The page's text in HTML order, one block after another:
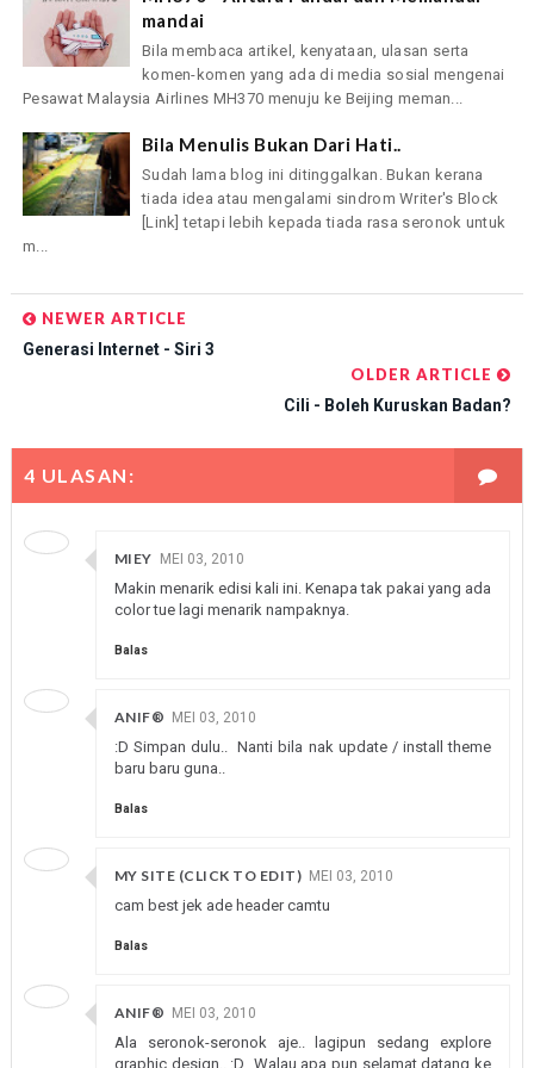
mandai
Bila membaca artikel, kenyataan, ulasan serta
komen-komen yang ada di media sosial mengenai
Pesawat Malaysia Airlines MH370 menuju ke Beijing meman...
Bila Menulis Bukan Dari Hati..
Sudah lama blog ini ditinggalkan. Bukan kerana
tiada idea atau mengalami sindrom Writer's Block
[Link] tetapi lebih kepada tiada rasa seronok untuk
m...
NEWER ARTICLE
Generasi Internet - Siri 3
OLDER ARTICLE
Cili - Boleh Kuruskan Badan?
4 ULASAN:
MIEY MEI 03, 2010
Makin menarik edisi kali ini. Kenapa tak pakai yang ada
color tue lagi menarik nampaknya.
Balas
ANIF® MEI 03, 2010
:D Simpan dulu.. Nanti bila nak update / install theme
baru baru guna..
Balas
MY SITE (CLICK TO EDIT) MEI 03, 2010
cam best jek ade header camtu
Balas
ANIF® MEI 03, 2010
Ala seronok-seronok aje.. lagipun sedang explore
graphic design.. :D Walau apa pun selamat datang ke